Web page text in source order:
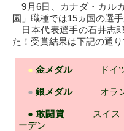
9月6日、カナダ・カル
園」職種では15ヵ国の選
日本代表選手の石井志
た！受賞結果は下記の通り
● 金メダルドイ
● 銀メダルオランダ
● 敢闘賞スイス，南
ーデン